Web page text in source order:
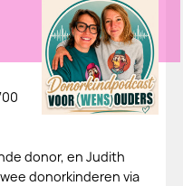
donor, en Judith
donorkinderen via